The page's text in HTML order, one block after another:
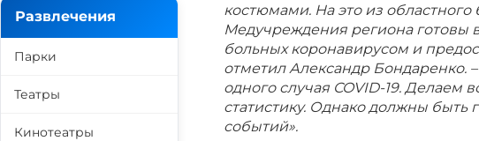
костюмами. На это из
Медучреждения региона готовы
больных коронавирусом и
отметил Александр Бондаренко.
одного случая COVID-19. Делаем
статистику. Однако должны
событий».
Развлечения
Парки
Театры
Кинотеатры